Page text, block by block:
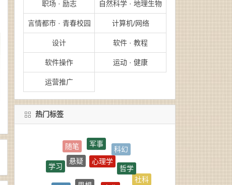
职场 · 励志 自然科学 · 地理生物
言情都市 · 青春校园 计算机/网络
设计 软件 · 教程
软件操作 运动 · 健康
运营推广
热门标签
军事
学习
悬疑
心理学
哲学
社科
小说
思想